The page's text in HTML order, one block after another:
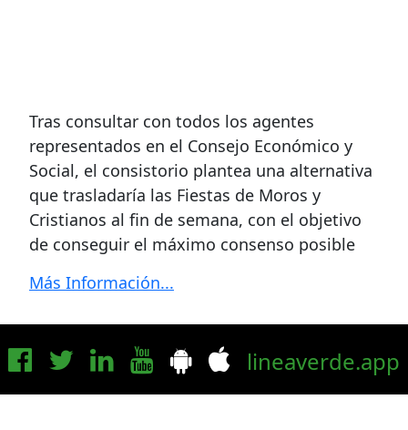
Tras consultar con todos los agentes
representados en el Consejo Económico y
Social, el consistorio plantea una alternativa
que trasladaría las Fiestas de Moros y
Cristianos al fin de semana, con el objetivo
de conseguir el máximo consenso posible
Más Información...
lineaverde.app